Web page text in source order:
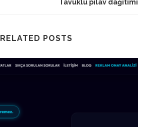
Tavuklu pilav dağıtımı
RELATED POSTS